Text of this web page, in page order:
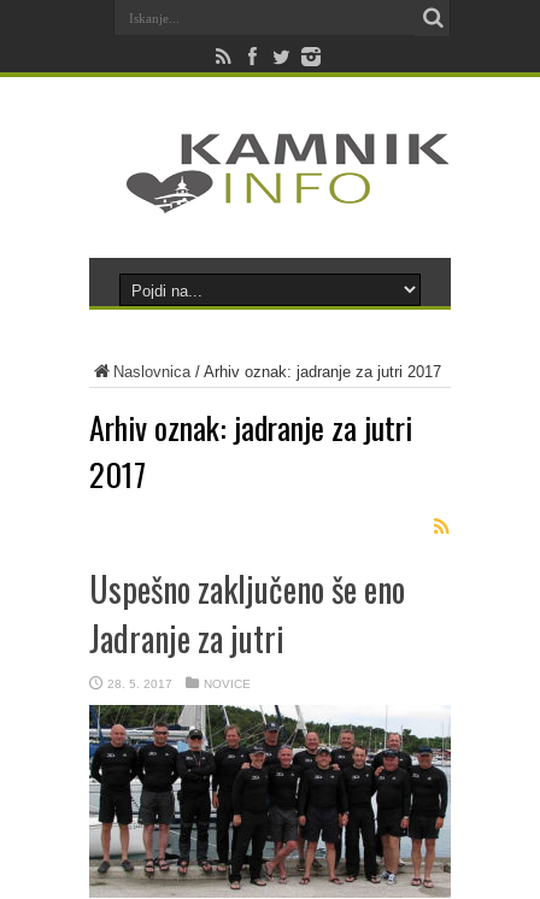
Naslovnica/ Arhiv oznak: jadranje za jutri 2017
Arhiv oznak: jadranje za jutri
2017
Uspešno zaključeno še eno
Jadranje za jutri
28. 5. 2017 NOVICE